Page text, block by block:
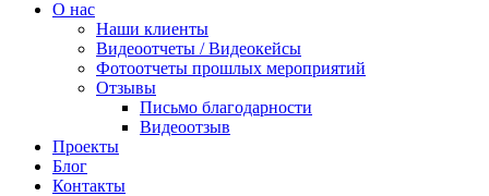
О нас
Наши клиенты
Видеоотчеты / Видеокейсы
Фотоотчеты прошлых мероприятий
Отзывы
Письмо благодарности
Видеоотзыв
Проекты
Блог
Контакты